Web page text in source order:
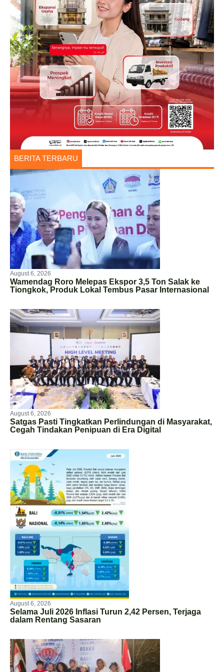
BERITA TERBARU
August 6, 2026
Wamendag Roro Melepas Ekspor 3,5 Ton Salak ke
Tiongkok, Produk Lokal Tembus Pasar Internasional
August 6, 2026
Satgas Pasti Tingkatkan Perlindungan di Masyarakat,
Cegah Tindakan Penipuan di Era Digital
August 6, 2026
Selama Juli 2026 Inflasi Turun 2,42 Persen, Terjaga
dalam Rentang Sasaran